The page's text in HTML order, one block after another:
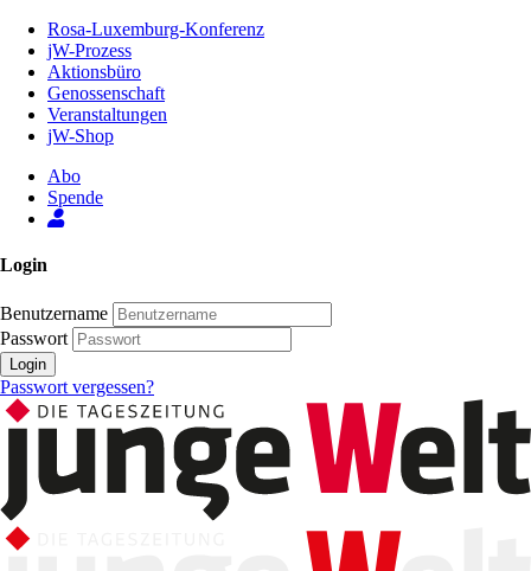
Inhalt
Seite
Rosa-Luxemburg-Konferenz
jW-Prozess
Aktionsbüro
Genossenschaft
Veranstaltungen
jW-Shop
Abo
Spende
Login
Benutzername
Passwort
Login
Passwort vergessen?